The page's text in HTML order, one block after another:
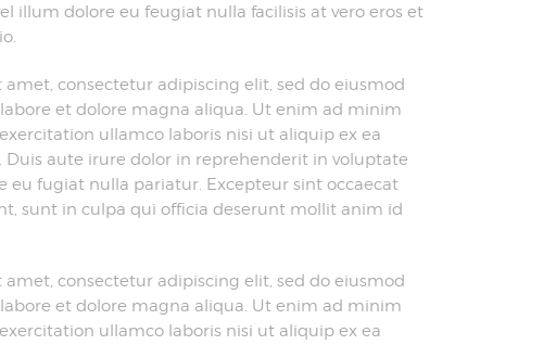
illum dolore eu feugiat nulla facilisis at vero eros et
consectetur adipiscing elit, sed do eiusmod
et dolore magna aliqua. Ut enim ad minim
ullamco laboris nisi ut aliquip ex ea
Duis aute irure dolor in reprehenderit in voluptate
eu fugiat nulla pariatur. Excepteur sint occaecat
sunt in culpa qui officia deserunt mollit anim id
consectetur adipiscing elit, sed do eiusmod
et dolore magna aliqua. Ut enim ad minim
ullamco laboris nisi ut aliquip ex ea